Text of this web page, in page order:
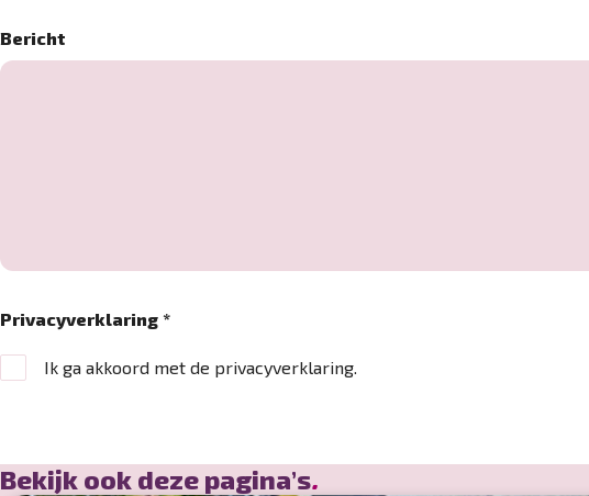
Bericht
Privacyverklaring *
Ik ga akkoord met de privacyverklaring.
Bekijk ook deze pagina’s.